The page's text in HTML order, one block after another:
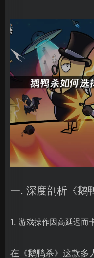
一. 深度剖析《鹅
1. 游戏操作因高延迟而
在《鹅鸭杀》这款多